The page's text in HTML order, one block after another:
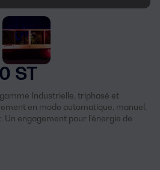
ST
Industrielle, triphasé et
en mode automatique, manuel,
Un engagement pour l'énergie de